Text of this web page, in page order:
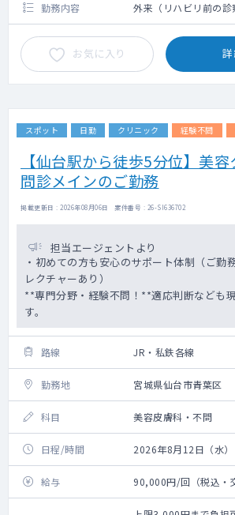
勤務内容 外来（リハビリ前の診
お気に入り
スポット 日勤 クリニック 経験不問
【仙台駅から徒歩5分位】美
問診メインのご勤務
掲載更新日 : 2026年08月06日 案件番号 : 26-SI636702
担当エージェントより
・初めての方も安心のサポート体制（ご勤
レクチャーあり）
**専門分野・経験不問！**適応判断なども
す。
路線 JR・私鉄各線
勤務地 宮城県仙台市青葉区
科目 美容皮膚科・不問
日程/時間 2026年8月12日（水
給与 90,000円/回（税込・